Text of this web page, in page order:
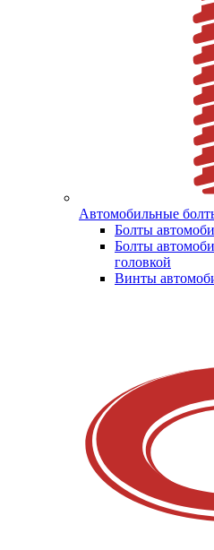
Автомобильные
Болты
Болты
головкой
Винты